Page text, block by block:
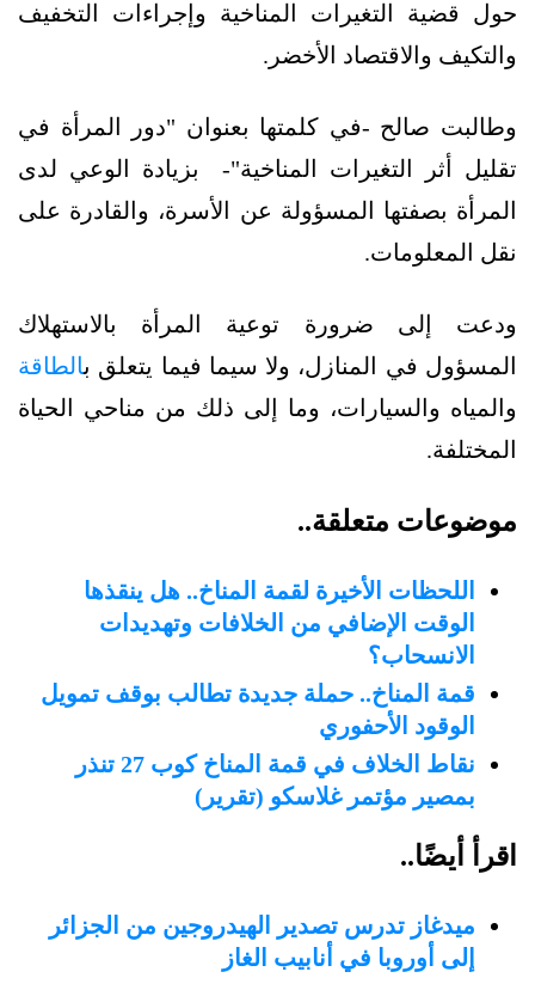
حول قضية التغيرات المناخية وإجراءات التخفيف
والتكيف والاقتصاد الأخضر.
وطالبت صالح -في كلمتها بعنوان "دور المرأة في
تقليل أثر التغيرات المناخية"- بزيادة الوعي لدى
المرأة بصفتها المسؤولة عن الأسرة، والقادرة على
نقل المعلومات.
ودعت إلى ضرورة توعية المرأة بالاستهلاك
المسؤول في المنازل، ولا سيما فيما يتعلق بالطاقة
والمياه والسيارات، وما إلى ذلك من مناحي الحياة
المختلفة.
موضوعات متعلقة..
اللحظات الأخيرة لقمة المناخ.. هل ينقذها
الوقت الإضافي من الخلافات وتهديدات
الانسحاب؟
قمة المناخ.. حملة جديدة تطالب بوقف تمويل
الوقود الأحفوري
نقاط الخلاف في قمة المناخ كوب 27 تنذر
بمصير مؤتمر غلاسكو (تقرير)
اقرأ أيضًا..
ميدغاز تدرس تصدير الهيدروجين من الجزائر
إلى أوروبا في أنابيب الغاز